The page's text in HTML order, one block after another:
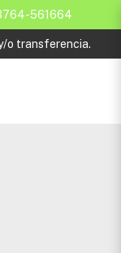
561664
o transferencia.